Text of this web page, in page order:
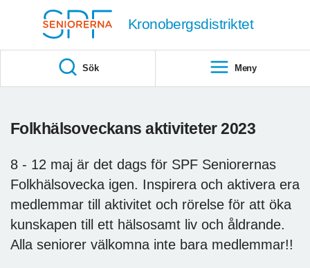
Kronobergsdistriktet
Sök Meny
Folkhälsoveckans aktiviteter 2023
8 - 12 maj är det dags för SPF Seniorernas
Folkhälsovecka igen. Inspirera och aktivera era
medlemmar till aktivitet och rörelse för att öka
kunskapen till ett hälsosamt liv och åldrande.
Alla seniorer välkomna inte bara medlemmar!!